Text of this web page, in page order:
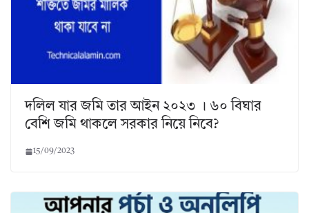
দলিল যার জমি তার আইন ২০২৩ । ৬০ বিঘার
বেশি জমি থাকলে সরকার নিয়ে নিবে?
15/09/2023